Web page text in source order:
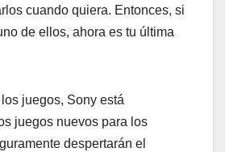
cuando quiera. Entonces, si
de ellos, ahora es tu última
juegos, Sony está
juegos nuevos para los
despertarán el